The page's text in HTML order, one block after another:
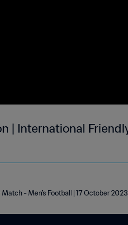
| International
- Men’s Football | 17 October 2023